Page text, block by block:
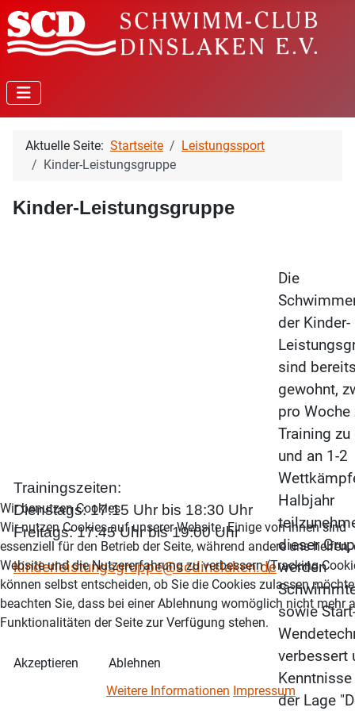
Aktuelle Seite: Startseite
Leistungssport
Kinder-Leistungsgruppe
Kinder-Leistungsgruppe
Trainingszeiten:
Dienstags: 17:15 Uhr bis 18:30 Uhr
Freitags: 17:45 Uhr bis 19:00 Uhr
kinderleistungsgruppe@scdinslaken.de
Die
der Kinder-
sind
gewohnt,
pro Woche
Training zu
und an 1-2
Halbjahr
dieser
werden
sowie
verbessert
der Lage
Wir benutzen Cookies
Wir nutzen Cookies auf unserer Website. Einige von ihnen sind
essenziell für den Betrieb der Seite, während andere uns helfen,
Website und die Nutzererfahrung zu verbessern (Tracking
können selbst entscheiden, ob Sie die Cookies zulassen
beachten Sie, dass bei einer Ablehnung womöglich nicht mehr
Funktionalitäten der Seite zur Verfügung stehen.
Akzeptieren
Ablehnen
Weitere Informationen Impressum